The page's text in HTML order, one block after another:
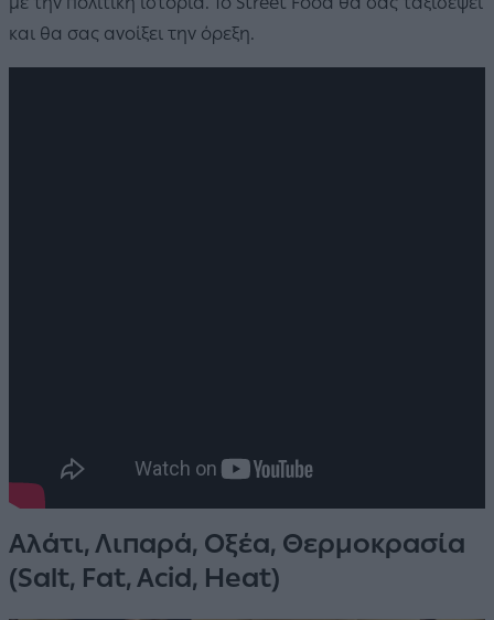
και θα σας ανοίξει την όρεξη.
Αλάτι, Λιπαρά, Οξέα, Θερμοκρασία
(Salt, Fat, Acid, Heat)